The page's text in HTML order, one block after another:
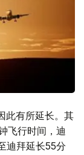
此有所延长。其
飞行时间，迪
迪拜延长55分